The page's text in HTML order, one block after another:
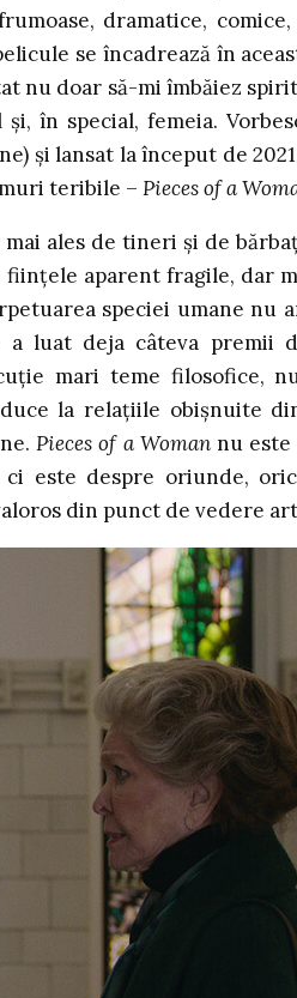
dramatice,
se încadrează în
nu doar să-mi îmbăiez
în special, femeia.
și lansat la început de
teribile – Pieces of a
ales de tineri și de
aparent fragile, dar
speciei umane nu
luat deja câteva premii
mari teme filosofice,
la relațiile obișnuite
Pieces of a Womannu este
este despre oriunde,
din punct de vedere